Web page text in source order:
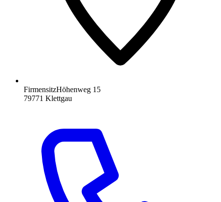
FirmensitzHöhenweg 15
79771 Klettgau